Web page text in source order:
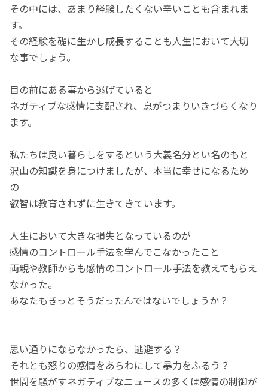
その中には、あまり経験したくない辛いことも含まれま
す。
その経験を礎に生かし成長することも人生において大切
な事でしょう。
目の前にある事から逃げていると
ネガティブな感情に支配され、息がつまりいきづらくなり
ます。
私たちは良い暮らしをするという大義名分とい名のもと
沢山の知識を身につけましたが、本当に幸せになるため
の
叡智は教育されずに生きてきています。
人生において大きな損失となっているのが
感情のコントロール手法を学んでこなかったこと
両親や教師からも感情のコントロール手法を教えてもらえ
なかった。
あなたもきっとそうだったんではないでしょうか？
思い通りにならなかったら、逃避する？
それとも怒りの感情をあらわにして暴力をふるう？
世間を騒がすネガティブなニュースの多くは感情の制御が